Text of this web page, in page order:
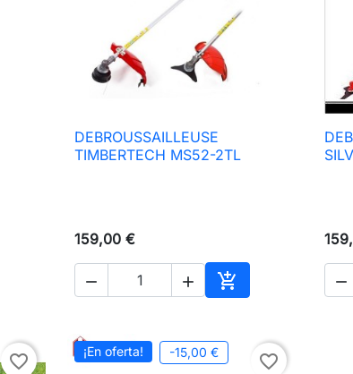
 Vista rápida
DEBROUSSAILLEUSE
TIMBERTECH MS52-2TL
159,00 €
  
Añadir al carrito

favorite_border ¡En oferta! -15,00 € favorite_border